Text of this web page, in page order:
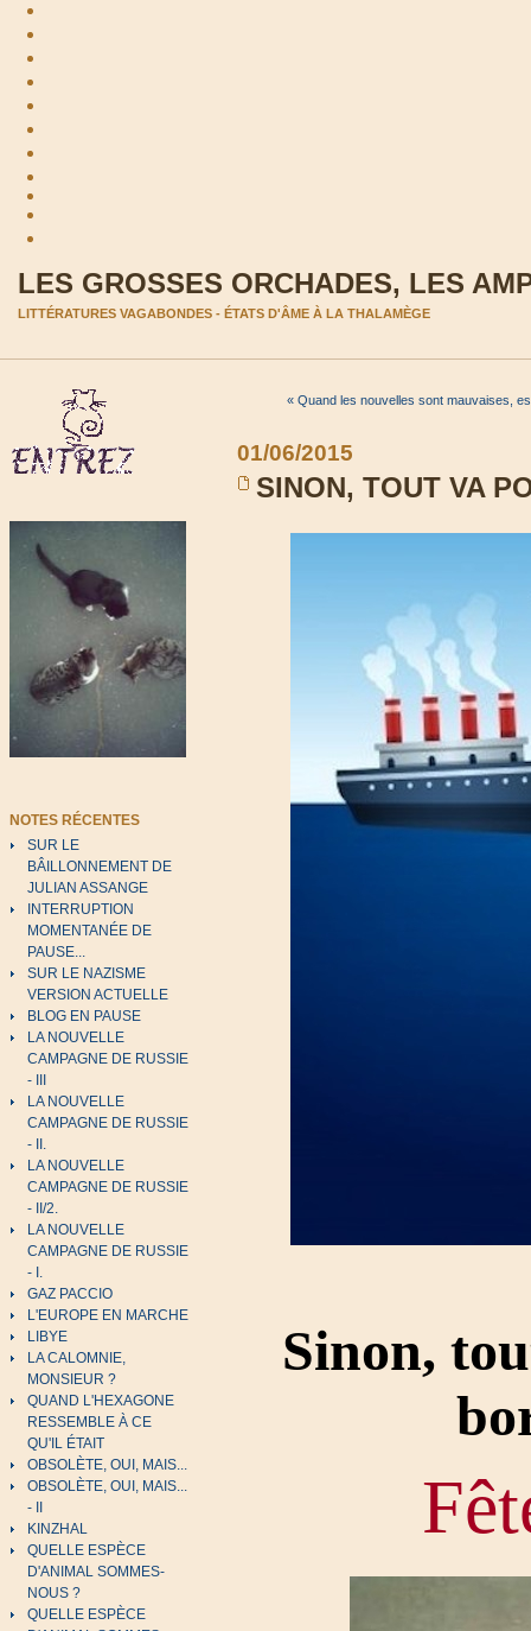
LES GROSSES ORCHADES, LES
LITTÉRATURES VAGABONDES - ÉTATS D'ÂME À LA THALAMÈGE
NOTES RÉCENTES
SUR LE
BÂILLONNEMENT DE
JULIAN ASSANGE
INTERRUPTION
MOMENTANÉE DE
PAUSE...
SUR LE NAZISME
VERSION ACTUELLE
BLOG EN PAUSE
LA NOUVELLE
CAMPAGNE DE RUSSIE
- III
LA NOUVELLE
CAMPAGNE DE RUSSIE
- II.
LA NOUVELLE
CAMPAGNE DE RUSSIE
- II/2.
LA NOUVELLE
CAMPAGNE DE RUSSIE
- I.
GAZ PACCIO
L'EUROPE EN MARCHE
LIBYE
LA CALOMNIE,
MONSIEUR ?
QUAND L'HEXAGONE
RESSEMBLE À CE
QU'IL ÉTAIT
OBSOLÈTE, OUI, MAIS...
OBSOLÈTE, OUI, MAIS...
- II
KINZHAL
QUELLE ESPÈCE
D'ANIMAL SOMMES-
NOUS ?
QUELLE ESPÈCE
« Quand les nouvelles sont mauvaises,
01/06/2015
SINON, TOUT VA
Sinon,